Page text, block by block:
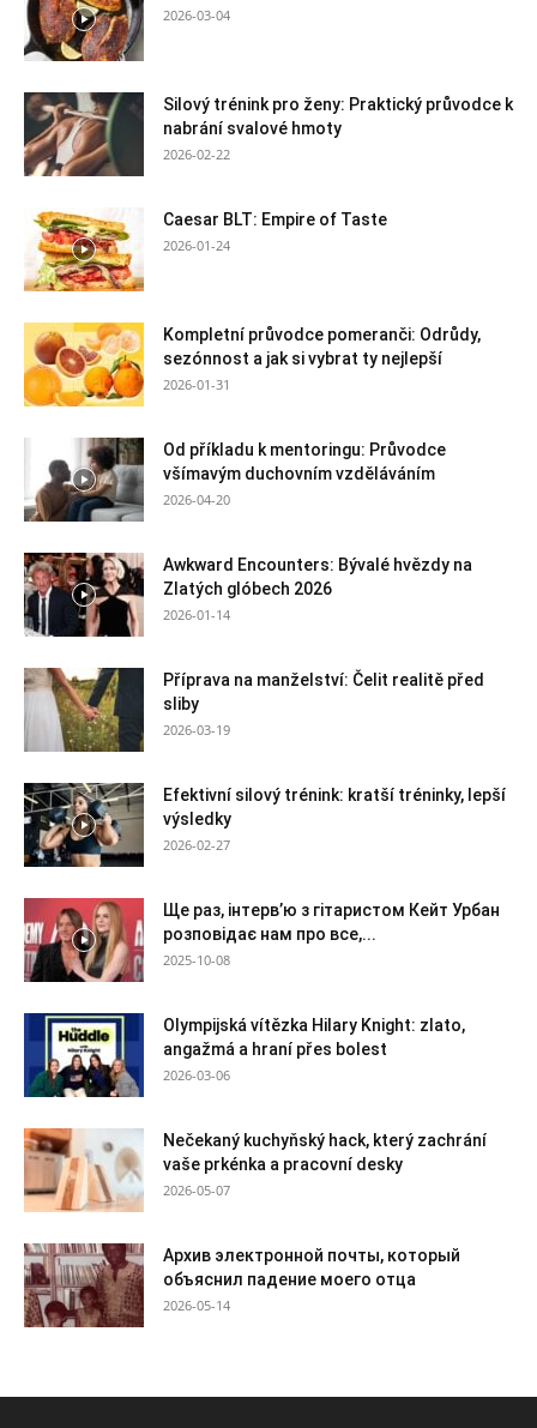
2026-03-04
Silový trénink pro ženy: Praktický průvodce k
nabrání svalové hmoty
2026-02-22
Caesar BLT: Empire of Taste
2026-01-24
Kompletní průvodce pomeranči: Odrůdy,
sezónnost a jak si vybrat ty nejlepší
2026-01-31
Od příkladu k mentoringu: Průvodce
všímavým duchovním vzděláváním
2026-04-20
Awkward Encounters: Bývalé hvězdy na
Zlatých glóbech 2026
2026-01-14
Příprava na manželství: Čelit realitě před
sliby
2026-03-19
Efektivní silový trénink: kratší tréninky, lepší
výsledky
2026-02-27
Ще раз, інтерв’ю з гітаристом Кейт Урбан
розповідає нам про все,...
2025-10-08
Olympijská vítězka Hilary Knight: zlato,
angažmá a hraní přes bolest
2026-03-06
Nečekaný kuchyňský hack, který zachrání
vaše prkénka a pracovní desky
2026-05-07
Архив электронной почты, который
объяснил падение моего отца
2026-05-14